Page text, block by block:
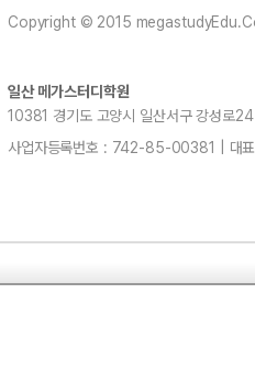
Copyright © 2015
일산 메가스터디학원
10381 경기도 고양시 일산서구 강성
사업자등록번호 : 742-85-00381 | 대표